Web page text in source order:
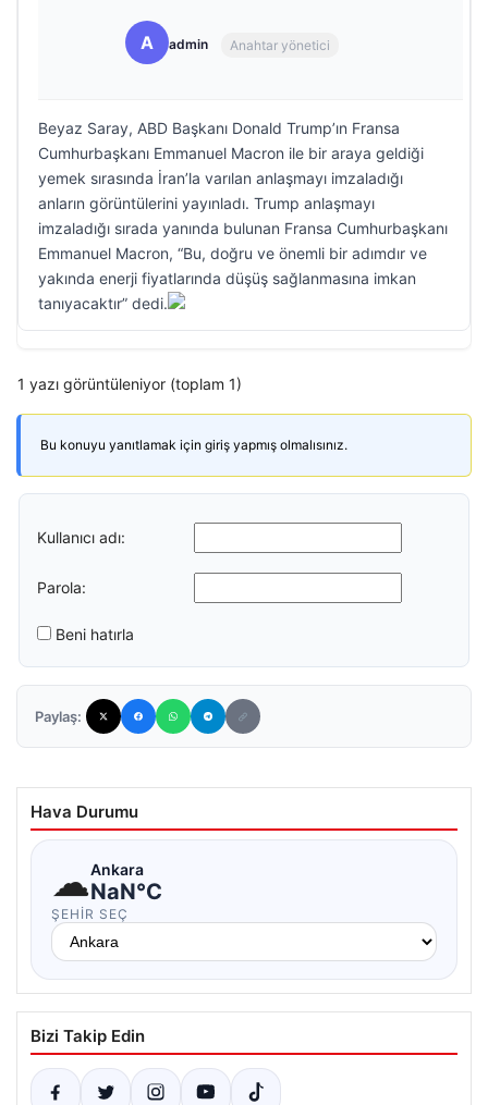
A admin Anahtar yönetici
Beyaz Saray, ABD Başkanı Donald Trump’ın Fransa
Cumhurbaşkanı Emmanuel Macron ile bir araya geldiği
yemek sırasında İran’la varılan anlaşmayı imzaladığı
anların görüntülerini yayınladı. Trump anlaşmayı
imzaladığı sırada yanında bulunan Fransa Cumhurbaşkanı
Emmanuel Macron, “Bu, doğru ve önemli bir adımdır ve
yakında enerji fiyatlarında düşüş sağlanmasına imkan
tanıyacaktır” dedi.
1 yazı görüntüleniyor (toplam 1)
Bu konuyu yanıtlamak için giriş yapmış olmalısınız.
Kullanıcı adı:
Parola:
Beni hatırla
Paylaş:
Hava Durumu
☁Ankara
NaN°C
ŞEHIR SEÇ
Bizi Takip Edin